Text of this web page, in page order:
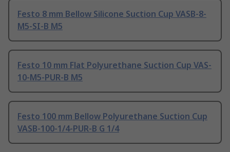
Festo 8 mm Bellow Silicone Suction Cup VASB-8-
M5-SI-B M5
Festo 10 mm Flat Polyurethane Suction Cup VAS-
10-M5-PUR-B M5
Festo 100 mm Bellow Polyurethane Suction Cup
VASB-100-1/4-PUR-B G 1/4